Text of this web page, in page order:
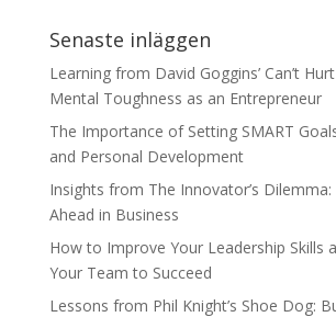
Senaste inläggen
Learning from David Goggins’ Can’t
Mental Toughness as an Entrepreneur
The Importance of Setting SMART
and Personal Development
Insights from The Innovator’s
Ahead in Business
How to Improve Your Leadership Skills
Your Team to Succeed
Lessons from Phil Knight’s Shoe Dog: